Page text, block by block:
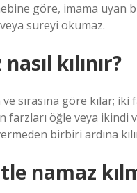
göre, imama uyan
sureyi okumaz.
kılınır?
sırasına göre kılar; iki
farzları öğle veya ikindi
birbiri ardına
namaz